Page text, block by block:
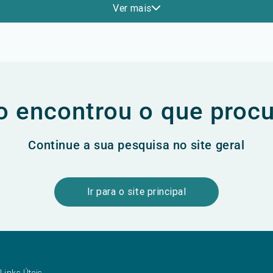
Ver mais
encontrou o que
Continue a sua pesquisa no site geral
Ir para o site principal